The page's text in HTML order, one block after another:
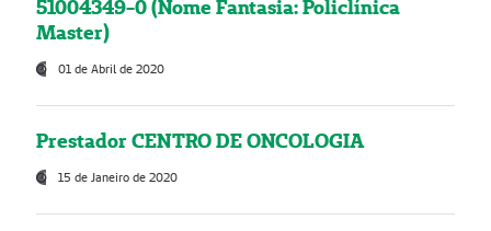
51004349-0 (Nome Fantasia: Policlínica
Master)
01 de Abril de 2020
Prestador CENTRO DE ONCOLOGIA
15 de Janeiro de 2020